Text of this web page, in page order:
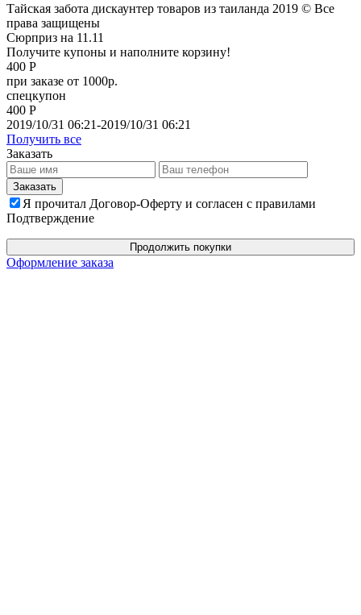
Тайская забота дискаунтер товаров из таиланда 2019 © Все
права защищены
Сюрприз на 11.11
Получите купоны и наполните корзину!
400 Р
при заказе от 1000р.
спецкупон
400 Р
2019/10/31 06:21-2019/10/31 06:21
Получить все
Заказать
Я прочитал Договор-Оферту и согласен с правилами
Подтверждение
Продолжить покупки
Оформление заказа